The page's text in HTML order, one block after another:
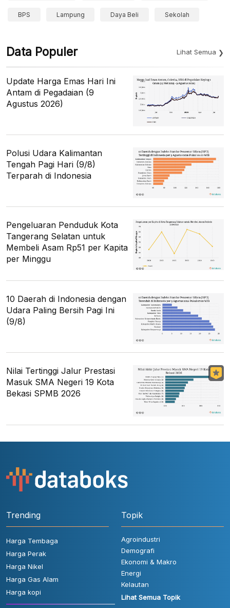
BPS Lampung Daya Beli Sekolah
Data Populer Lihat Semua
Update Harga Emas Hari Ini
Antam di Pegadaian (9
Agustus 2026)
Polusi Udara Kalimantan
Tengah Pagi Hari (9/8)
Terparah di Indonesia
Pengeluaran Penduduk Kota
Tangerang Selatan untuk
Membeli Asam Rp51 per Kapita
per Minggu
10 Daerah di Indonesia dengan
Udara Paling Bersih Pagi Ini
(9/8)
Nilai Tertinggi Jalur Prestasi
Masuk SMA Negeri 19 Kota
Bekasi SPMB 2026
Trending
Harga Tembaga
Harga Perak
Harga Nikel
Harga Gas Alam
Harga kopi
Topik
Agroindustri
Demografi
Ekonomi & Makro
Energi
Kelautan
Lihat Semua Topik